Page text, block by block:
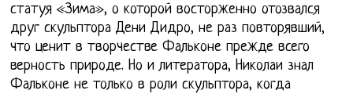
статуя «Зима», о которой восторженно отозвался
друг скульптора Дени Дидро, не раз повторявший,
что ценит в творчестве Фальконе прежде всего
верность природе. Но и литератора, Николаи знал
Фальконе не только в роли скульптора, когда